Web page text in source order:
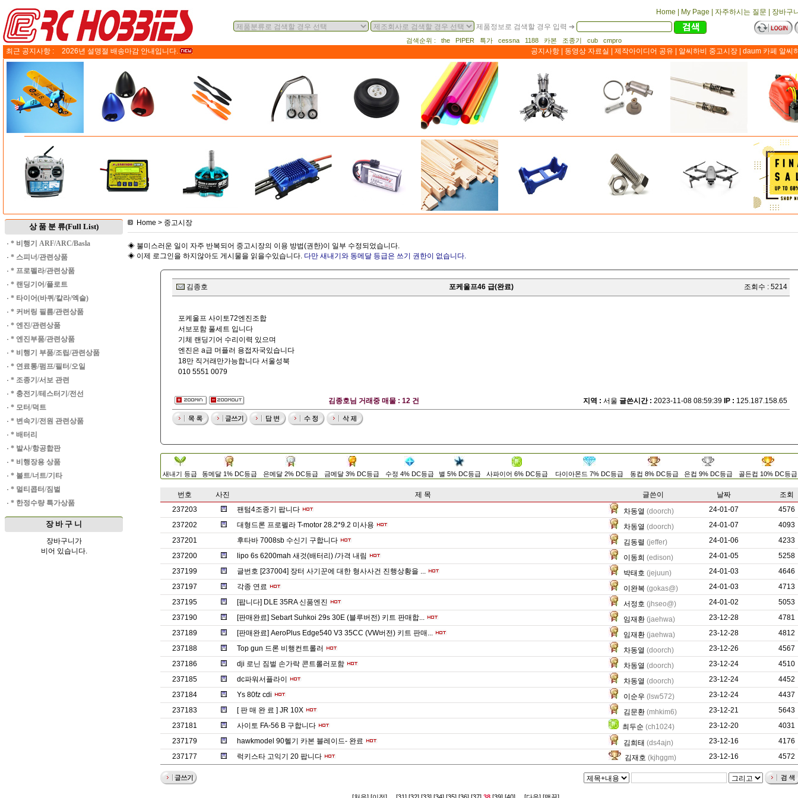
Home My Page 자주하시는 질문
장바구
제품정보로 검색할 경우 입력 ➔
검색순위 : the PIPER 특가 cessna 1188 카본 조종기 cub cmpro
최근 공지사항 : 2026년 설명절 배송마감 안내입니다. 공지사항 동영상 자료실 제작아이디어 공유 알씨하비 중고시장 daum 카페 알씨
상 품 분 류(Full List)
· * 비행기 ARF/ARC/Basla
· * 스피너/관련상품
· * 프로펠라/관련상품
· * 랜딩기어/플로트
· * 타이어(바퀴/칼라/엑슬)
· * 커버링 필름/관련상품
· * 엔진/관련상품
· * 엔진부품/관련상품
· * 비행기 부품/조립/관련상품
· * 연료통/펌프/필터/오일
· * 조종기/서보 관련
· * 충전기/테스터기/전선
· * 모터/덕트
· * 변속기/전원 관련상품
· * 배터리
· * 발사/항공합판
· * 비행장용 상품
· * 볼트/너트/기타
· * 멀티콥터/짐벌
· * 한정수량 특가상품
장 바 구 니
장바구니가
비어 있습니다.
Home > 중고시장
◈ 불미스러운 일이 자주 반복되어 중고시장의 이용 방법(권한)이 일부 수정되었습니다.
◈ 이제 로그인을 하지않아도 게시물을 읽을수있습니다. 다만 새내기와 동메달 등급은 쓰기 권한이 없습니다.
김종호 포케울프46 급(완료) 조회수 : 5214
포케울프 사이토72엔진조합
서보포함 풀세트 입니다
기체 랜딩기어 수리이력 있으며
엔진은 a급 머플러 용접자국있습니다
18만 직거래만가능합니다 서울성북
010 5551 0079
김종호님 거래중 매물 : 12 건 지역 : 서울 글쓴시간 : 2023-11-08 08:59:39 IP : 125.187.158.65
새내기 등급 동메달 1% DC등급 은메달 2% DC등급 금메달 3% DC등급 수정 4% DC등급 별 5% DC등급 사파이어 6% DC등급 다이아몬드 7% DC등급 동컵 8% DC등급 은컵 9% DC등급 골든컵 10% DC등급
번호 사진 제 목 글쓴이 날짜
조회
237203
팬텀4조종기 팝니다 차동열 (doorch) 24-01-07
4576
237202
대형드론 프로펠라 T-motor 28.2*9.2 미사용 차동열 (doorch) 24-01-07
4093
237201
후타바 7008sb 수신기 구합니다 김동렬 (jeffer) 24-01-06
4233
237200
lipo 6s 6200mah 새것(배터리) /가격 내림 이동희 (edison) 24-01-05
5258
237199
글번호 [237004] 장터 사기꾼에 대한 형사사건 진행상황을 ... 박태호 (jejuun) 24-01-03
4646
237197
각종 연료 이완복 (gokas@) 24-01-03
4713
237195
[팝니다] DLE 35RA 신품엔진 서정호 (jhseo@) 24-01-02
5053
237190
[판매완료] Sebart Suhkoi 29s 30E (블루버전) 키트 판매합... 임재환 (jaehwa) 23-12-28
4781
237189
[판매완료] AeroPlus Edge540 V3 35CC (VW버전) 키트 판매... 임재환 (jaehwa) 23-12-28
4812
237188
Top gun 드론 비행컨트롤러 차동열 (doorch) 23-12-26
4567
237186
dji 로닌 짐벌 손가락 콘트롤러포함 차동열 (doorch) 23-12-24
4510
237185
dc파워서플라이 차동열 (doorch) 23-12-24
4452
237184
Ys 80fz cdi 이순우 (lsw572) 23-12-24
4437
237183
[ 판 매 완 료 ] JR 10X 김문환 (mhkim6) 23-12-21
5643
237181
사이토 FA-56 B 구합니다 최두순 (ch1024) 23-12-20
4031
237179
hawkmodel 90헬기 카본 블레이드- 완료 김희태 (ds4ajn) 23-12-16
4176
237177
럭키스타 고익기 20 팝니다 김재호 (kjhggm) 23-12-16 4572